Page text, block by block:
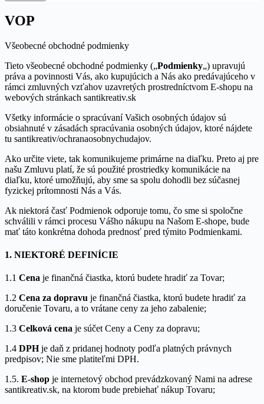
VOP
Všeobecné obchodné podmienky
Tieto všeobecné obchodné podmienky („Podmienky„) upravujú
práva a povinnosti Vás, ako kupujúcich a Nás ako predávajúceho v
rámci zmluvných vzťahov uzavretých prostredníctvom E-shopu na
webových stránkach santikreativ.sk
Všetky informácie o spracúvaní Vašich osobných údajov sú
obsiahnuté v zásadách spracúvania osobných údajov, ktoré nájdete
tu santikreativ/ochranaosobnychudajov.
Ako určite viete, tak komunikujeme primárne na diaľku. Preto aj pre
našu Zmluvu platí, že sú použité prostriedky komunikácie na
diaľku, ktoré umožňujú, aby sme sa spolu dohodli bez súčasnej
fyzickej prítomnosti Nás a Vás.
Ak niektorá časť Podmienok odporuje tomu, čo sme si spoločne
schválili v rámci procesu Vášho nákupu na Našom E-shope, bude
mať táto konkrétna dohoda prednosť pred týmito Podmienkami.
1. NIEKTORÉ DEFINÍCIE
1.1 Cena je finančná čiastka, ktorú budete hradiť za Tovar;
1.2 Cena za dopravu je finančná čiastka, ktorú budete hradiť za
doručenie Tovaru, a to vrátane ceny za jeho zabalenie;
1.3 Celková cena je súčet Ceny a Ceny za dopravu;
1.4 DPHje daň z pridanej hodnoty podľa platných právnych
predpisov; Nie sme platiteľmi DPH.
1.5. E-shop je internetový obchod prevádzkovaný Nami na adrese
santikreativ.sk, na ktorom bude prebiehať nákup Tovaru;